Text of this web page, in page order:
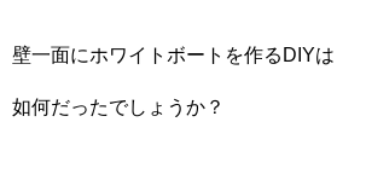
壁一面にホワイトボートを作るDIYは
如何だったでしょうか？